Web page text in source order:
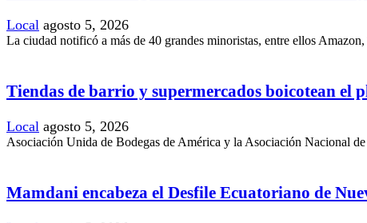
Local agosto 5, 2026
La ciudad notificó a más de 40 grandes minoristas, entre ellos
Tiendas de barrio y supermercados boicotean el
Local agosto 5, 2026
Asociación Unida de Bodegas de América y la Asociación Nacional
Mamdani encabeza el Desfile Ecuatoriano de